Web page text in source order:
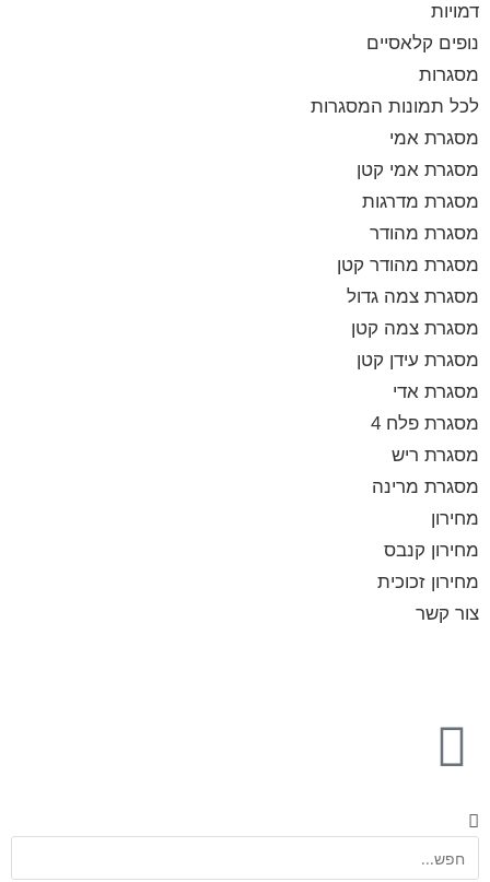
דמויות
נופים קלאסיים
מסגרות
לכל תמונות המסגרות
מסגרת אמי
מסגרת אמי קטן
מסגרת מדרגות
מסגרת מהודר
מסגרת מהודר קטן
מסגרת צמה גדול
מסגרת צמה קטן
מסגרת עידן קטן
מסגרת אדי
מסגרת פלח 4
מסגרת ריש
מסגרת מרינה
מחירון
מחירון קנבס
מחירון זכוכית
צור קשר